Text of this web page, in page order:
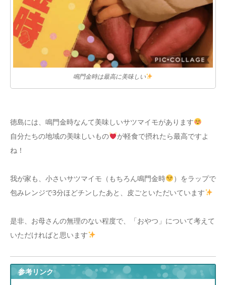
鳴門金時は最高に美味しい
徳島には、鳴門金時なんて美味しいサツマイモがあります
自分たちの地域の美味しいもの
が軽食で摂れたら最高ですよ
ね！
我が家も、小さいサツマイモ（もちろん鳴門金時
）をラップで
包みレンジで3分ほどチンしたあと、皮ごといただいています
是非、お母さんの無理のない程度で、「おやつ」について考えて
いただければと思います
参考リンク